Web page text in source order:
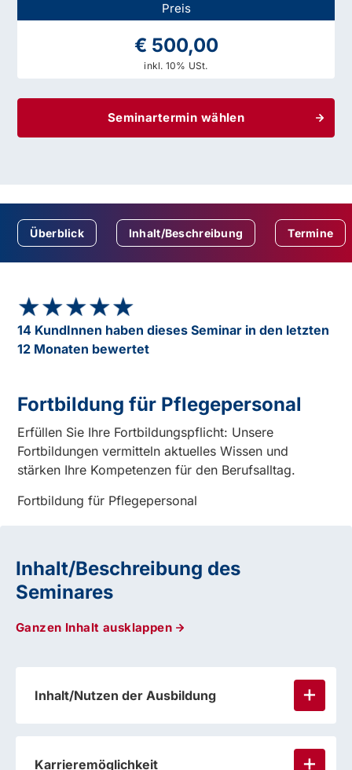
Preis
€ 500,00
inkl. 10% USt.
Seminartermin wählen
Überblick Inhalt/Beschreibung Termine
★★★★★
★★★★★
14 KundInnen haben dieses Seminar in den letzten
12 Monaten bewertet
Fortbildung für Pflegepersonal
Erfüllen Sie Ihre Fortbildungspflicht: Unsere
Fortbildungen vermitteln aktuelles Wissen und
stärken Ihre Kompetenzen für den Berufsalltag.
Fortbildung für Pflegepersonal
Inhalt/Beschreibung des
Seminares
Ganzen Inhalt ausklappen
Inhalt/Nutzen der Ausbildung
Karrieremöglichkeit